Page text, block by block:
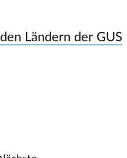
Ländern der GUS